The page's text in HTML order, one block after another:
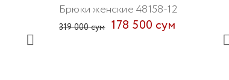
Брюки женские 48158-12
319 000 сум 178 500 сум